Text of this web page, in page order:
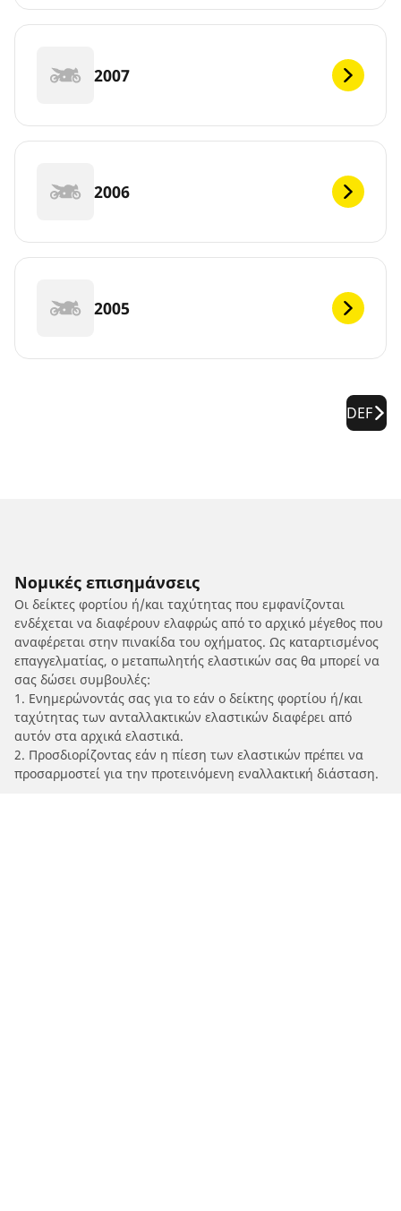
2007
2006
2005
DEF
Νομικές επισημάνσεις
Οι δείκτες φορτίου ή/και ταχύτητας που εμφανίζονται
ενδέχεται να διαφέρουν ελαφρώς από το αρχικό μέγεθος που
αναφέρεται στην πινακίδα του οχήματος. Ως καταρτισμένος
επαγγελματίας, ο μεταπωλητής ελαστικών σας θα μπορεί να
σας δώσει συμβουλές:
1. Ενημερώνοντάς σας για το εάν ο δείκτης φορτίου ή/και
ταχύτητας των ανταλλακτικών ελαστικών διαφέρει από
αυτόν στα αρχικά ελαστικά.
2. Προσδιορίζοντας εάν η πίεση των ελαστικών πρέπει να
προσαρμοστεί για την προτεινόμενη εναλλακτική διάσταση.